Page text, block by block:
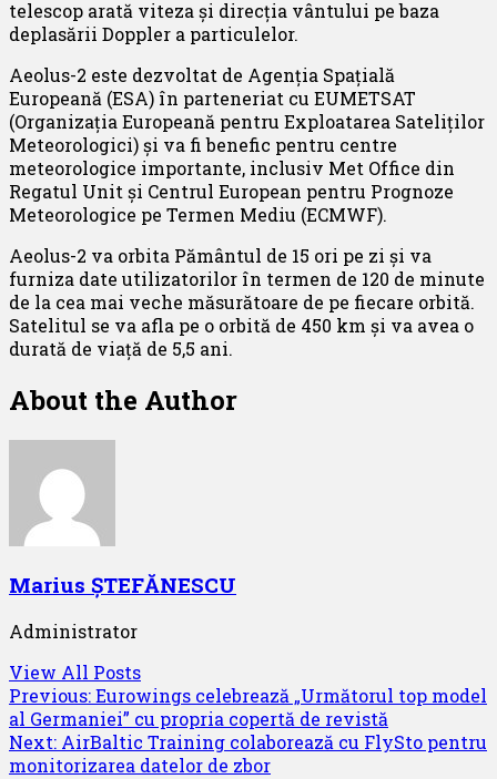
telescop arată viteza și direcția vântului pe baza
deplasării Doppler a particulelor.
Aeolus-2 este dezvoltat de Agenția Spațială
Europeană (ESA) în parteneriat cu EUMETSAT
(Organizația Europeană pentru Exploatarea Sateliților
Meteorologici) și va fi benefic pentru centre
meteorologice importante, inclusiv Met Office din
Regatul Unit și Centrul European pentru Prognoze
Meteorologice pe Termen Mediu (ECMWF).
Aeolus-2 va orbita Pământul de 15 ori pe zi și va
furniza date utilizatorilor în termen de 120 de minute
de la cea mai veche măsurătoare de pe fiecare orbită.
Satelitul se va afla pe o orbită de 450 km și va avea o
durată de viață de 5,5 ani.
About the Author
Marius ȘTEFĂNESCU
Administrator
View All Posts
Post
navigation
Previous:Eurowings celebrează „Următorul top model
al Germaniei” cu propria copertă de revistă
Next: AirBaltic Training colaborează cu FlySto pentru
monitorizarea datelor de zbor